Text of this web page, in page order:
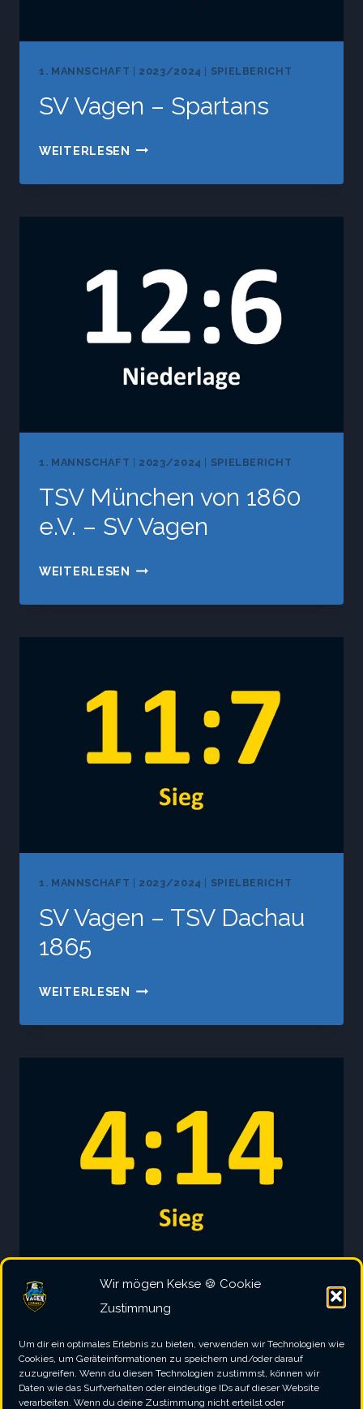
Wir mögen Kekse 🍪 Cookie
Zustimmung
Um dir ein optimales Erlebnis zu bieten, verwenden wir Technologien wie
Cookies, um Geräteinformationen zu speichern und/oder darauf
zuzugreifen. Wenn du diesen Technologien zustimmst, können wir
Daten wie das Surfverhalten oder eindeutige IDs auf dieser Website
verarbeiten. Wenn du deine Zustimmung nicht erteilst oder
1. MANNSCHAFT 2023/2024 SPIELBERICHT
SV Vagen – Spartans
WEITERLESEN SV
SPARTANS
1. MANNSCHAFT 2023/2024 SPIELBERICHT
TSV München von 1860
e.V. – SV Vagen
WEITERLESEN TSV
1860
SV
1. MANNSCHAFT 2023/2024 SPIELBERICHT
SV Vagen – TSV Dachau
1865
WEITERLESEN SV
TSV
1. MANNSCHAFT|2023/2024
IFP II – SV Vagen
WEITERLESENIFP
II